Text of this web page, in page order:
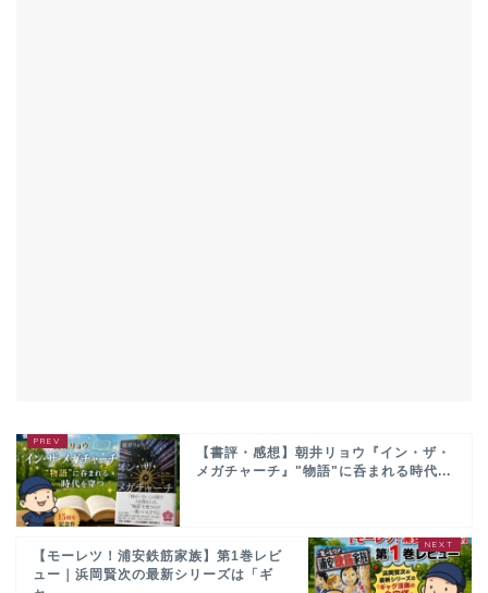
【書評・感想】朝井リョウ『イン・ザ・
メガチャーチ』"物語"に呑まれる時代...
【モーレツ！浦安鉄筋家族】第1巻レビ
ュー｜浜岡賢次の最新シリーズは「ギ